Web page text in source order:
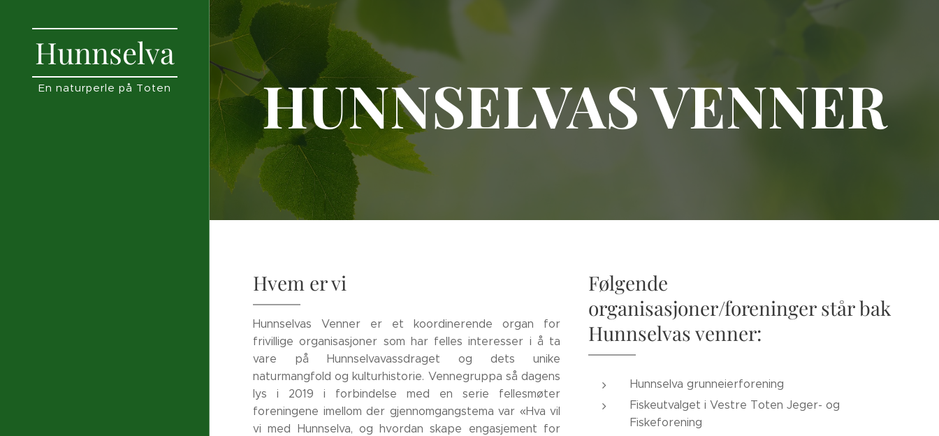
Hunnselva
En naturperle på Toten HUNNSELVAS VENNER
Hvem er vi
Hunnselvas Venner er et koordinerende organ for
frivillige organisasjoner som har felles interesser i å ta
vare på Hunnselvavassdraget og dets unike
naturmangfold og kulturhistorie. Vennegruppa så dagens
lys i 2019 i forbindelse med en serie fellesmøter
foreningene imellom der gjennomgangstema var «Hva vil
vi med Hunnselva, og hvordan skape engasjement for
Følgende
organisasjoner/foreninger står bak
Hunnselvas venner:
Hunnselva grunneierforening
Fiskeutvalget i Vestre Toten Jeger- og
Fiskeforening